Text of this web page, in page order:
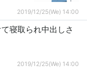
2019/12/25(We) 14:00
寝取られ中出しさ
2019/12/25(We) 14:00